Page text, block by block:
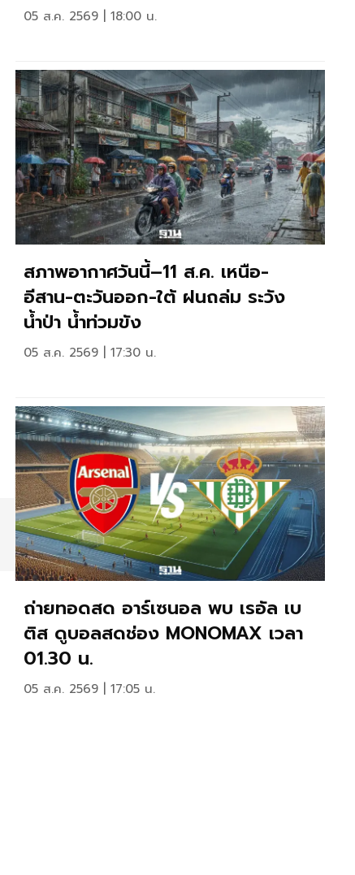
05 ส.ค. 2569 | 18:00 น.
สภาพอากาศวันนี้–11 ส.ค. เหนือ-
อีสาน-ตะวันออก-ใต้ ฝนถล่ม ระวัง
น้ำป่า น้ำท่วมขัง
05 ส.ค. 2569 | 17:30 น.
ถ่ายทอดสด อาร์เซนอล พบ เรอัล เบ
ติส ดูบอลสดช่อง MONOMAX เวลา
01.30 น.
05 ส.ค. 2569 | 17:05 น.